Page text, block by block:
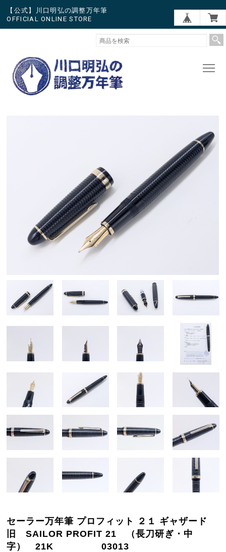
【公式】川口明弘の調整万年筆
OFFICIAL ONLINE STORE
セーラー万年筆 プロフィット ２１ ギャザード
旧 SAILOR PROFIT 21 （長刀研ぎ・中
字） 21K 03013